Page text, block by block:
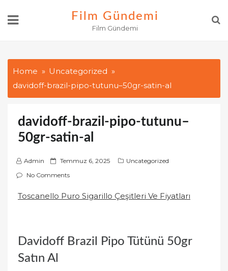
Film Gündemi
Film Gündemi
Home
Uncategorized
davidoff-brazil-pipo-tutunu–50gr-satin-al
davidoff-brazil-pipo-tutunu–
50gr-satin-al
Admin
P
o
t
n
Temmuz 6, 2025
Uncategorized
No Comments
Toscanello Puro Sigarillo Çeşitleri Ve Fiyatları
Davidoff Brazil Pipo Tütünü 50gr
Satın Al